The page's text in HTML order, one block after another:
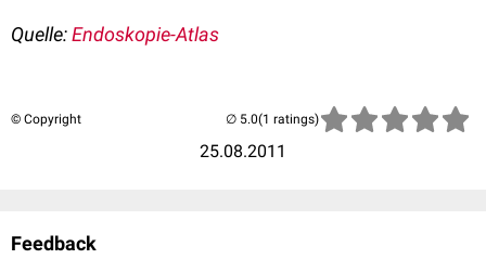
Quelle:Endoskopie-Atlas
© Copyright
25.08.2011
(1 ratings)
Feedback